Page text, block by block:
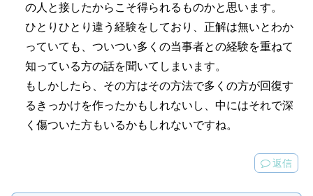
の人と接したからこそ得られるものかと思います。
ひとりひとり違う経験をしており、正解は無いとわか
っていても、ついつい多くの当事者との経験を重ねて
知っている方の話を聞いてしまいます。
もしかしたら、その方はその方法で多くの方が回復す
るきっかけを作ったかもしれないし、中にはそれで深
く傷ついた方もいるかもしれないですね。
返信